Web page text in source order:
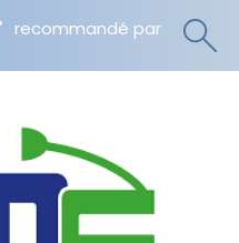
recommandé par